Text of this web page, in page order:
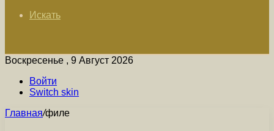
Искать
Воскресенье , 9 Август 2026
Войти
Switch skin
Главная/филе